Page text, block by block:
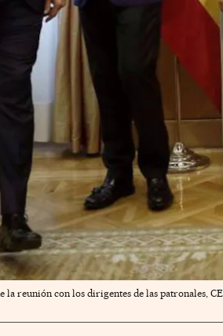
la reunión con los dirigentes de las patronales,